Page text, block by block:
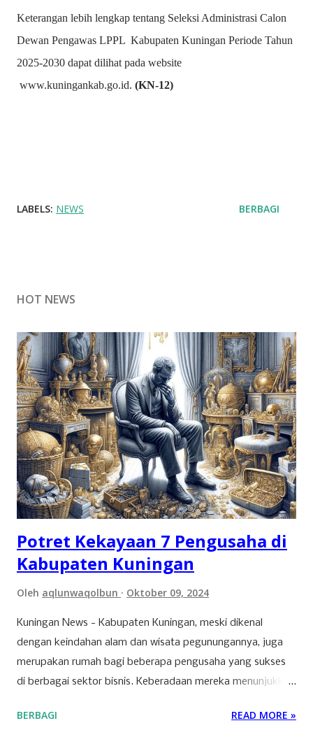
Keterangan lebih lengkap tentang Seleksi Administrasi Calon
Dewan Pengawas LPPL Kabupaten Kuningan Periode Tahun
2025-2030 dapat dilihat pada website
www.kuningankab.go.id. (KN-12)
LABELS: NEWS BERBAGI
HOT NEWS
Potret Kekayaan 7 Pengusaha di
Kabupaten Kuningan
Oleh aqlunwaqolbun Oktober 09, 2024
Kuningan News - Kabupaten Kuningan, meski dikenal
dengan keindahan alam dan wisata pegunungannya, juga
merupakan rumah bagi beberapa pengusaha yang sukses
di berbagai sektor bisnis. Keberadaan mereka menunjukkan
berkembang pesat, dipicu oleh inovasi dan ketekunan para
BERBAGI READ MORE »